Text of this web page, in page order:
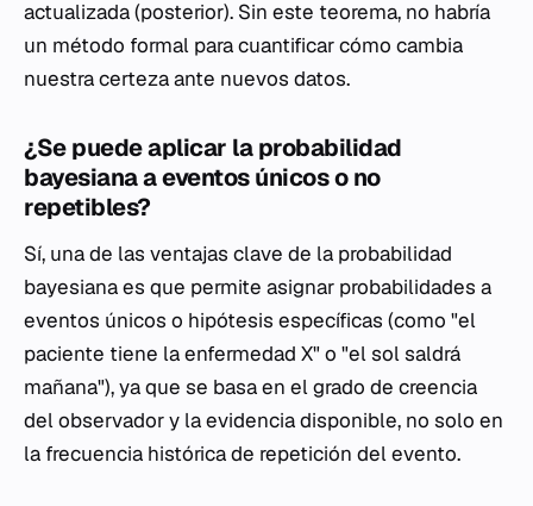
actualizada (posterior). Sin este teorema, no habría
un método formal para cuantificar cómo cambia
nuestra certeza ante nuevos datos.
¿Se puede aplicar la probabilidad
bayesiana a eventos únicos o no
repetibles?
Sí, una de las ventajas clave de la probabilidad
bayesiana es que permite asignar probabilidades a
eventos únicos o hipótesis específicas (como "el
paciente tiene la enfermedad X" o "el sol saldrá
mañana"), ya que se basa en el grado de creencia
del observador y la evidencia disponible, no solo en
la frecuencia histórica de repetición del evento.